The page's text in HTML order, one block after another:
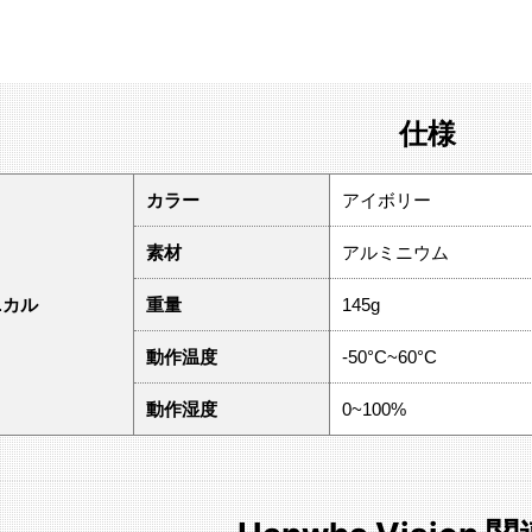
仕様
ル
カラー アイボリー
素材 アルミニウム
重量 145g
動作温度 -50°C~60°C
動作湿度 0~100%